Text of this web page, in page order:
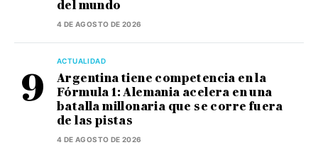
del mundo
4 DE AGOSTO DE 2026
ACTUALIDAD
Argentina tiene competencia en la
Fórmula 1: Alemania acelera en una
batalla millonaria que se corre fuera
de las pistas
4 DE AGOSTO DE 2026